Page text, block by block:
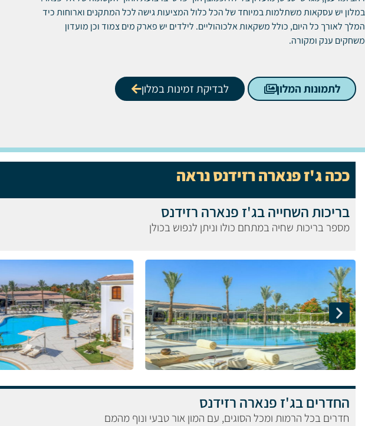
במלון יש עסקאות משתלמות במיוחד של הכל כלול המציעות גישה לכל המתקנים וארוחות כיד
המלך לאורך כל היום, כולל משקאות אלכוהוליים. לילדים יש פארק מים צמוד וכן מועדון
משחקים ענק ומקורה.
לתמונות המלון לבדיקת זמינות במלון
ככה ג'ז פנארה רזידנס נראה
בריכות השחייה בג'ז פנארה רזידנס
מספר בריכות שחיה במתחם כולו וניתן לנפוש בכולן
החדרים בג'ז פנארה רזידנס
חדרים בכל הרמות ומכל הסוגים, עם המון אור טבעי ונוף מהמם